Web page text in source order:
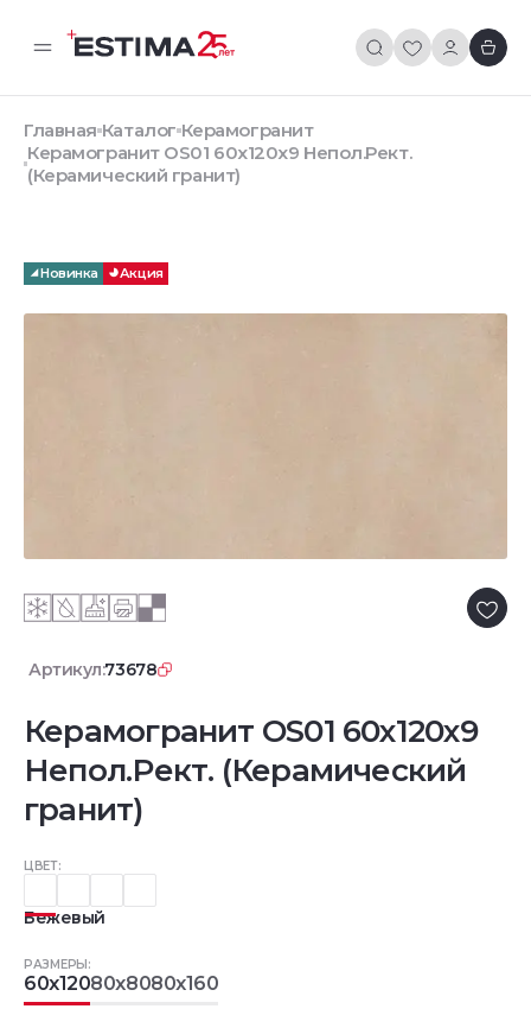
Главная Каталог Керамогранит
Керамогранит OS01 60x120x9 Непол.Рект.
(Керамический гранит)
Новинка Акция
Артикул:73678
Керамогранит OS01 60x120x9
Непол.Рект. (Керамический
гранит)
ЦВЕТ:
Бежевый
РАЗМЕРЫ:
60x12080x8080x160